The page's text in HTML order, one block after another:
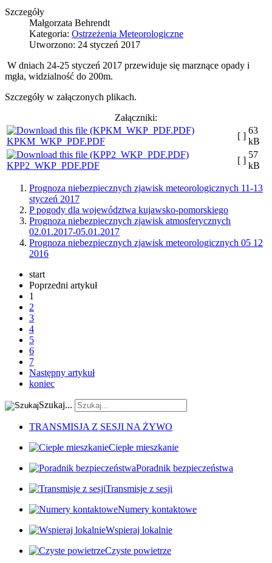
Szczegóły
Małgorzata Behrendt
Kategoria: Ostrzeżenia Meteorologiczne
Utworzono: 24 styczeń 2017
W dniach 24-25 styczeń 2017 przewiduje się marznące opady i
mgła, widzialność do 200m.
Szczegóły w załączonych plikach.
Załączniki:
KPKM_WKP_PDF.PDF
[ ]
63
kB
KPP2_WKP_PDF.PDF
[ ]
57
kB
Prognoza niebezpiecznych zjawisk meteorologicznych 11-13
styczeń 2017
P pogody dla województwa kujawsko-pomorskiego
Prognoza niebezpiecznych zjawisk atmosferycznych
02.01.2017-05.01.2017
Prognoza niebezpiecznych zjawisk meteorologicznych 05 12
2016
start
Poprzedni artykuł
1
2
3
4
5
6
7
Następny artykuł
koniec
Szukaj...
TRANSMISJA Z SESJI NA ŻYWO
Ciepłe mieszkanie
Poradnik bezpieczeństwa
Transmisje z sesji
Numery kontaktowe
Wspieraj lokalnie
Czyste powietrze